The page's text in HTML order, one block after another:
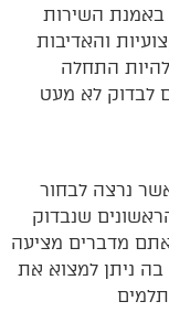
השירות
והאדיבות
להיות התחלה
לבדוק לא מעט
נרצה לבחור
שנבדוק
מדברים מציעה
ניתן למצוא את